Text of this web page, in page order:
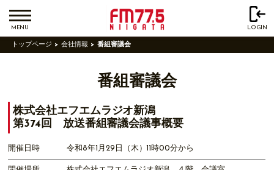
MENU LOGIN
トップページ 会社情報 番組審議会
番組審議会
株式会社エフエムラジオ新潟
第374回 放送番組審議会議事概要
開催日時 令和8年1月29日（木）11時00分から